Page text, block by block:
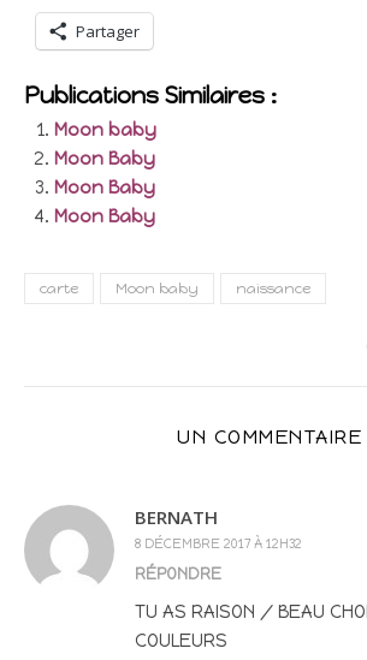
Partager
Publications Similaires :
Moon baby
Moon Baby
Moon Baby
Moon Baby
carte Moon baby naissance
UN COMMENTAIRE
BERNATH
8 DÉCEMBRE 2017 À 12H32
RÉPONDRE
TU AS RAISON / BEAU
COULEURS